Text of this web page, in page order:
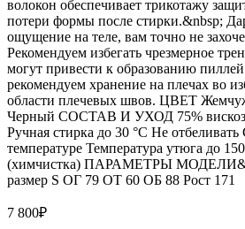
волокон обеспечивает трикотажу
потери формы после стирки.&nbsp;
ощущение на теле, вам точно не
Рекомендуем избегать чрезмерное
могут привести к образованию
рекомендуем хранение на плечах во
области плечевых швов. ЦВЕТ
Черный СОСТАВ И УХОД 75%
Ручная стирка до 30 °C Не
температуре Температура утюга до
(химчистка) ПАРАМЕТРЫ
размер S ОГ 79 ОТ 60 ОБ 88 Рост 171
7 800₽